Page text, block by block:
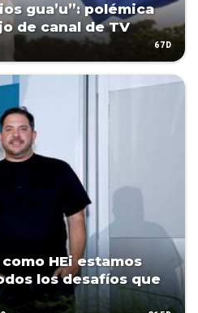
gua’u”: polémica
de canal de TV
67D
HEi estamos
los desafíos que